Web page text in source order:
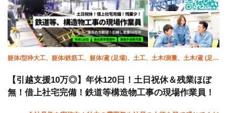
躯体/型枠大工、躯体/鉄筋工、躯体/鳶 (足場)、土工、土木/測量、土木/鳶 (足
【引越支援10万◎】年休120日！土日祝休＆残業ほぼ
無！借上社宅完備！鉄道等構造物工事の現場作業員！